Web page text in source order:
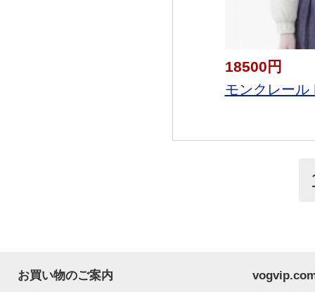
18500円
モンクレール
お買い物のご案内